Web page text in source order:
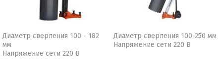
Диаметр сверления 100 - 182
мм
Напряжение сети 220 В
Диаметр сверления 100-250 мм
Напряжение сети 220 В